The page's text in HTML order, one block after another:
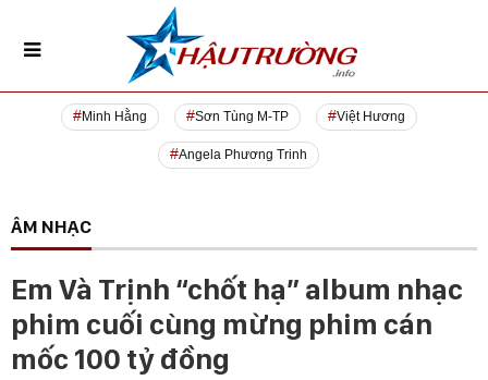
Minh Hằng Sơn Tùng M-TP Việt Hương
Angela Phương Trinh
ÂM NHẠC
Em Và Trịnh “chốt hạ” album nhạc
phim cuối cùng mừng phim cán
mốc 100 tỷ đồng